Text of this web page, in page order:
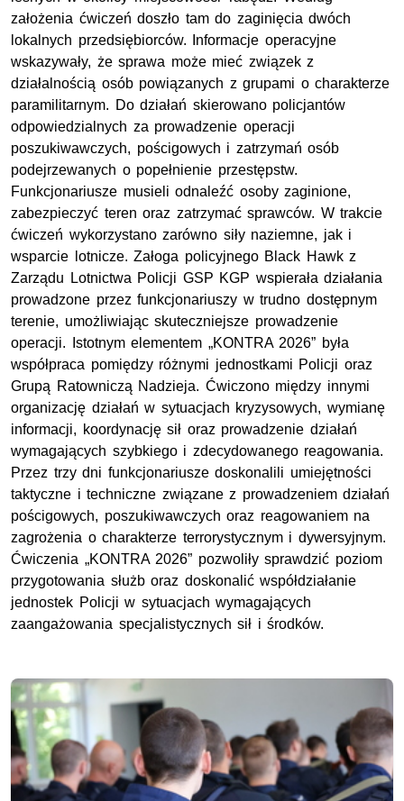
założenia ćwiczeń doszło tam do zaginięcia dwóch
lokalnych przedsiębiorców. Informacje operacyjne
wskazywały, że sprawa może mieć związek z
działalnością osób powiązanych z grupami o charakterze
paramilitarnym. Do działań skierowano policjantów
odpowiedzialnych za prowadzenie operacji
poszukiwawczych, pościgowych i zatrzymań osób
podejrzewanych o popełnienie przestępstw.
Funkcjonariusze musieli odnaleźć osoby zaginione,
zabezpieczyć teren oraz zatrzymać sprawców. W trakcie
ćwiczeń wykorzystano zarówno siły naziemne, jak i
wsparcie lotnicze. Załoga policyjnego Black Hawk z
Zarządu Lotnictwa Policji GSP KGP wspierała działania
prowadzone przez funkcjonariuszy w trudno dostępnym
terenie, umożliwiając skuteczniejsze prowadzenie
operacji. Istotnym elementem „KONTRA 2026” była
współpraca pomiędzy różnymi jednostkami Policji oraz
Grupą Ratowniczą Nadzieja. Ćwiczono między innymi
organizację działań w sytuacjach kryzysowych, wymianę
informacji, koordynację sił oraz prowadzenie działań
wymagających szybkiego i zdecydowanego reagowania.
Przez trzy dni funkcjonariusze doskonalili umiejętności
taktyczne i techniczne związane z prowadzeniem działań
pościgowych, poszukiwawczych oraz reagowaniem na
zagrożenia o charakterze terrorystycznym i dywersyjnym.
Ćwiczenia „KONTRA 2026” pozwoliły sprawdzić poziom
przygotowania służb oraz doskonalić współdziałanie
jednostek Policji w sytuacjach wymagających
zaangażowania specjalistycznych sił i środków.